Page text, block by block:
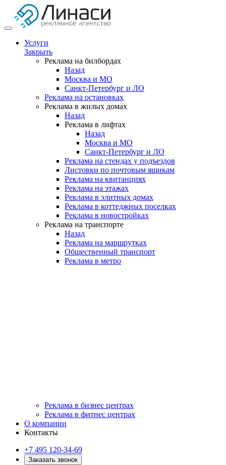
Услуги
Закрыть
Реклама на билбордах
Назад
Москва и МО
Санкт-Петербург и ЛО
Реклама на остановках
Реклама в жилых домах
Назад
Реклама в лифтах
Назад
Москва и МО
Санкт-Петербург и ЛО
Реклама на стендах у подъездов
Листовки по почтовым ящикам
Реклама на квитанциях
Реклама на этажах
Реклама в элитных домах
Реклама в коттеджных поселках
Реклама в новостройках
Реклама на транспорте
Назад
Реклама на маршрутках
Общественный транспорт
Реклама в метро
Реклама в бизнес центрах
Реклама в фитнес центрах
О компании
Контакты
+7 495 120-34-69
Заказать звонок